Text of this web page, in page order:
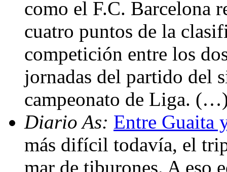
como el F.C. Barcelona
cuatro puntos de la
competición entre los
jornadas del partido del
campeonato de Liga.
Diario As: Entre Guaita
más difícil todavía, el
mar de tiburones. A eso